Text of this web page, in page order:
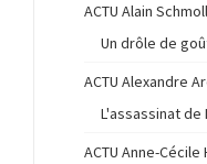
ACTU Alain Schmoll
Un drôle de
ACTU Alexandre
L'assassinat
ACTU Anne-Cécile